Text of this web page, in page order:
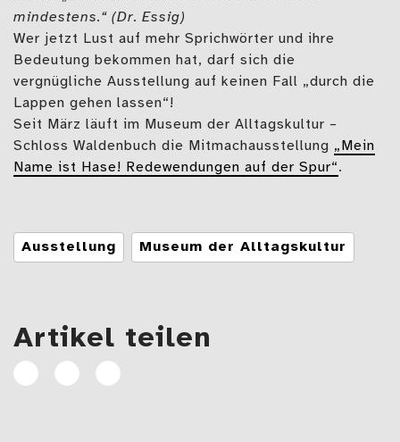
mindestens.“ (Dr. Essig)
Wer jetzt Lust auf mehr Sprichwörter und ihre
Bedeutung bekommen hat, darf sich die
vergnügliche Ausstellung auf keinen Fall „durch die
Lappen gehen lassen“!
Seit März läuft im Museum der Alltagskultur –
Schloss Waldenbuch die Mitmachausstellung „Mein
Name ist Hase! Redewendungen auf der Spur“.
Tags
Ausstellung Museum der Alltagskultur
Artikel teilen
ArtikelArtikelE-